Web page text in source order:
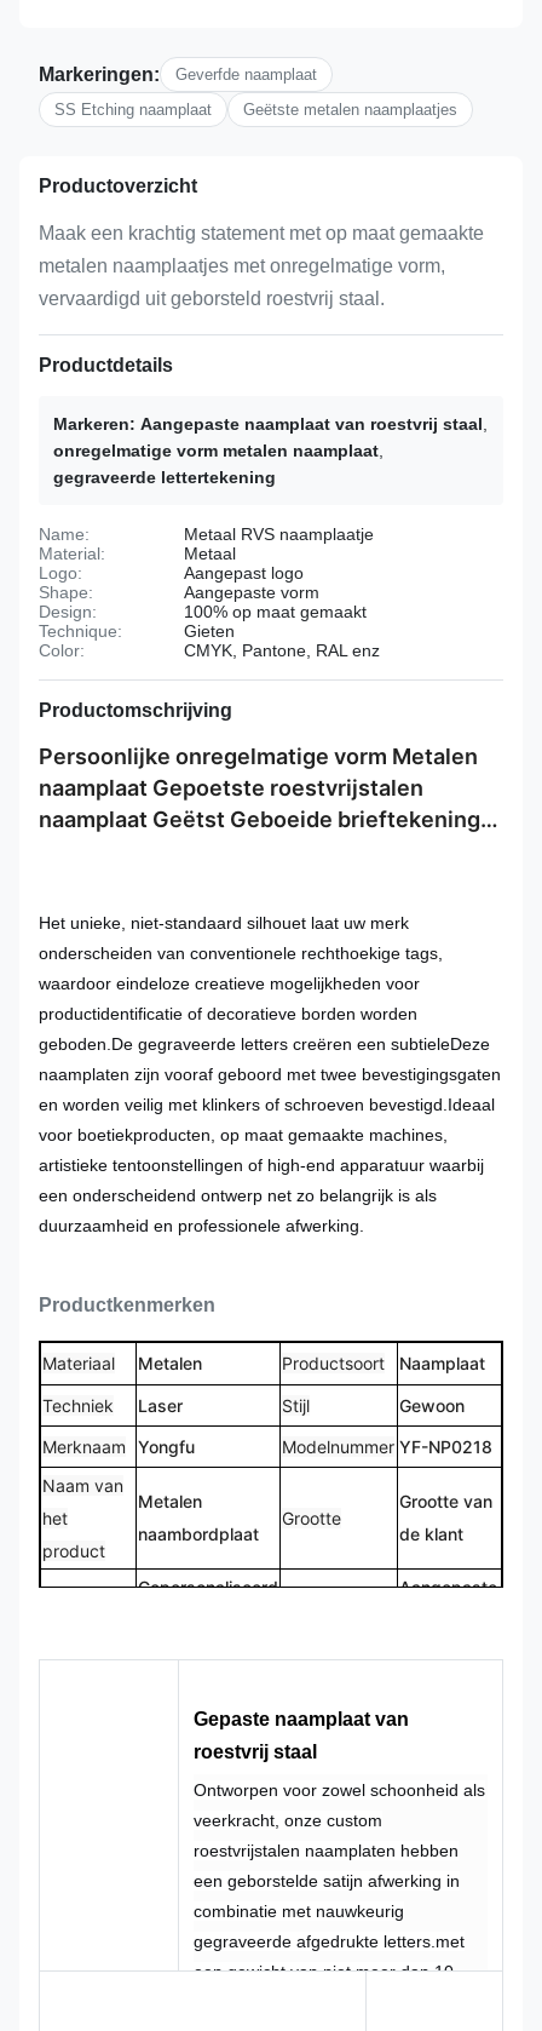
Markeringen:
Geverfde naamplaat
SS Etching naamplaat
Geëtste metalen naamplaatjes
Productoverzicht
Maak een krachtig statement met op maat gemaakte
metalen naamplaatjes met onregelmatige vorm,
vervaardigd uit geborsteld roestvrij staal.
Productdetails
Markeren: Aangepaste naamplaat van roestvrij staal
onregelmatige vorm metalen naamplaat
gegraveerde lettertekening
Name:
Metaal RVS naamplaatje
Material:
Metaal
Logo:
Aangepast logo
Shape:
Aangepaste vorm
Design:
100% op maat gemaakt
Technique:
Gieten
Color:
CMYK, Pantone, RAL enz
Productomschrijving
Persoonlijke onregelmatige vorm Metalen
naamplaat Gepoetste roestvrijstalen
naamplaat Geëtst Geboeide brieftekening
Het unieke, niet-standaard silhouet laat uw merk
onderscheiden van conventionele rechthoekige tags,
waardoor eindeloze creatieve mogelijkheden voor
productidentificatie of decoratieve borden worden
geboden.De gegraveerde letters creëren een subtieleDeze
naamplaten zijn vooraf geboord met twee bevestigingsgaten
en worden veilig met klinkers of schroeven bevestigd.Ideaal
voor boetiekproducten, op maat gemaakte machines,
artistieke tentoonstellingen of high-end apparatuur waarbij
een onderscheidend ontwerp net zo belangrijk is als
duurzaamheid en professionele afwerking.
Productkenmerken
Materiaal Metalen Productsoort Naamplaat
Techniek Laser Stijl
Gewoon
Merknaam
Yongfu Modelnummer YF-NP0218
Naam van
het
product
Metalen
naambordplaat
Grootte
Grootte van
de klant
Gepersonaliseerd
Aangepaste
100% op
gemaakt
Gepaste naamplaat van
roestvrij staal
Ontworpen voor zowel schoonheid als
veerkracht, onze custom
roestvrijstalen naamplaten hebben
een geborstelde satijn afwerking in
combinatie met nauwkeurig
gegraveerde afgedrukte letters.met
een gewicht van niet meer dan 10